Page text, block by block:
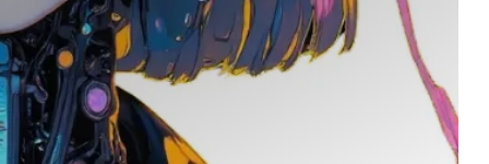
📕 Kimi AI - Ứng dụng tóm tắt hàng
chục file dữ liệu
ℹ️ Napkin AI - Biến văn bản thành